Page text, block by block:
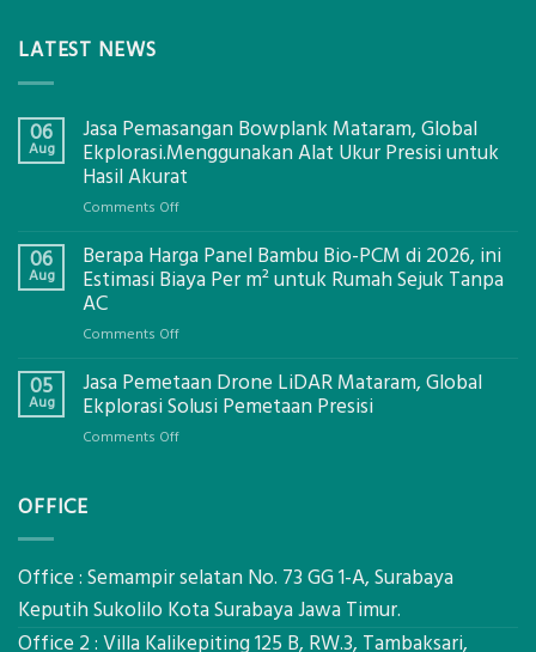
LATEST NEWS
06
Aug
Jasa Pemasangan Bowplank Mataram, Global
Ekplorasi.Menggunakan Alat Ukur Presisi untuk
Hasil Akurat
Comments Offon
Pemasangan
Bowplank
Ukur
Presisi
untuk
06
Aug
Berapa Harga Panel Bambu Bio-PCM di 2026, ini
Estimasi Biaya Per m² untuk Rumah Sejuk Tanpa
AC
Comments Offon
Harga
Panel
Biaya
Per
05
Aug
Jasa Pemetaan Drone LiDAR Mataram, Global
Ekplorasi Solusi Pemetaan Presisi
Comments Offon
Global
Solusi
Pemetaan
OFFICE
Office : Semampir selatan No. 73 GG 1-A, Surabaya
Keputih Sukolilo Kota Surabaya Jawa Timur.
Office 2 : Villa Kalikepiting 125 B, RW.3, Tambaksari,